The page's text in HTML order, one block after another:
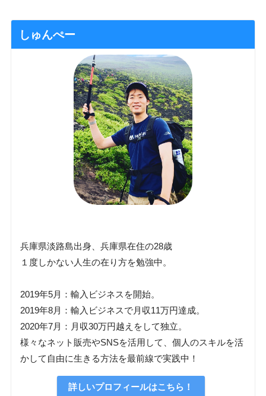
しゅんぺー
兵庫県淡路島出身、兵庫県在住の28歳
１度しかない人生の在り方を勉強中。
2019年5月：輸入ビジネスを開始。
2019年8月：輸入ビジネスで月収11万円達成。
2020年7月：月収30万円越えをして独立。
様々なネット販売やSNSを活用して、個人のスキルを活
かして自由に生きる方法を最前線で実践中！
詳しいプロフィールはこちら！